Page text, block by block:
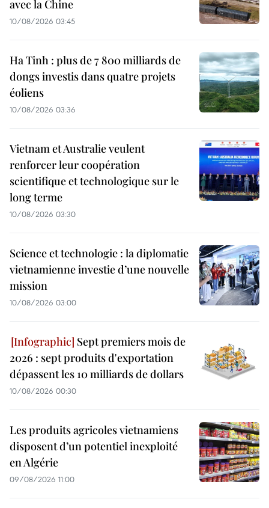
avec la Chine
10/08/2026 03:45
Ha Tinh : plus de 7 800 milliards de
dongs investis dans quatre projets
éoliens
10/08/2026 03:36
Vietnam et Australie veulent
renforcer leur coopération
scientifique et technologique sur le
long terme
10/08/2026 03:30
Science et technologie : la diplomatie
vietnamienne investie d’une nouvelle
mission
10/08/2026 03:00
Sept premiers mois de
2026 : sept produits d'exportation
dépassent les 10 milliards de dollars
10/08/2026 00:30
Les produits agricoles vietnamiens
disposent d’un potentiel inexploité
en Algérie
09/08/2026 11:00